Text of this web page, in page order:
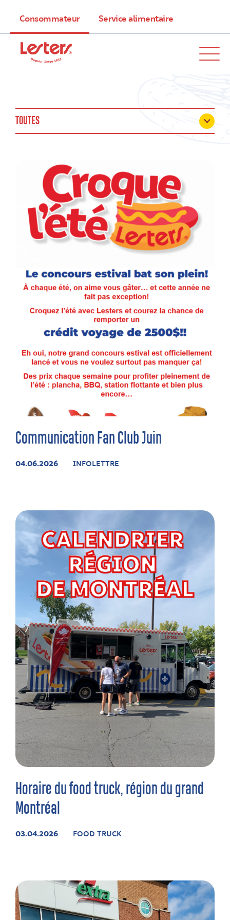
Consommateur Service alimentaire
TOUTES
Communication Fan Club Juin
04.06.2026 INFOLETTRE
Horaire du food truck, région du grand
Montréal
03.04.2026 FOOD TRUCK